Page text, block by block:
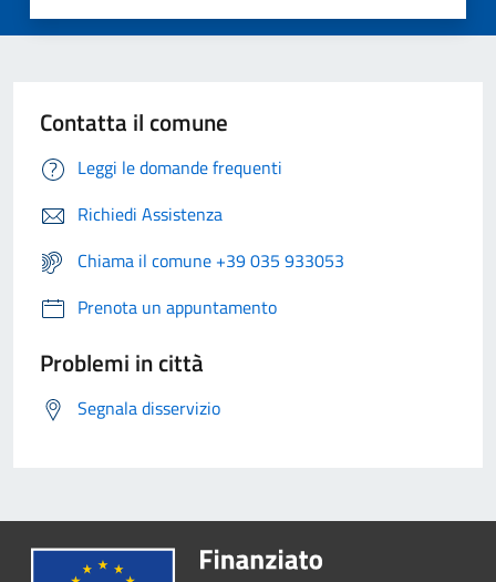
Contatta il comune
Leggi le domande frequenti
Richiedi Assistenza
Chiama il comune +39 035 933053
Prenota un appuntamento
Problemi in città
Segnala disservizio